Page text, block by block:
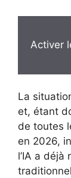
Activer
La
et, étant
de toutes
en 2026,
l’IA a